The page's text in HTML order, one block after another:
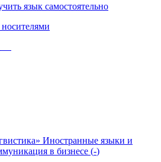
язык самостоятельно
Иностранные языки и
в бизнесе (-)